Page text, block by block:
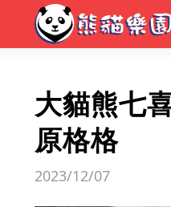
大貓熊七
原格格
2023/12/07